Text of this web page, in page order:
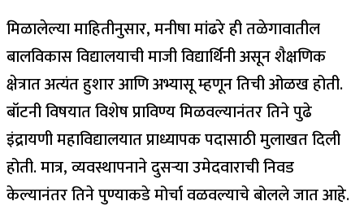
मिळालेल्या माहितीनुसार, मनीषा मांढरे ही तळेगावातील
बालविकास विद्यालयाची माजी विद्यार्थिनी असून शैक्षणिक
क्षेत्रात अत्यंत हुशार आणि अभ्यासू म्हणून तिची ओळख होती.
बॉटनी विषयात विशेष प्राविण्य मिळवल्यानंतर तिने पुढे
इंद्रायणी महाविद्यालयात प्राध्यापक पदासाठी मुलाखत दिली
होती. मात्र, व्यवस्थापनाने दुसऱ्या उमेदवाराची निवड
केल्यानंतर तिने पुण्याकडे मोर्चा वळवल्याचे बोलले जात आहे.